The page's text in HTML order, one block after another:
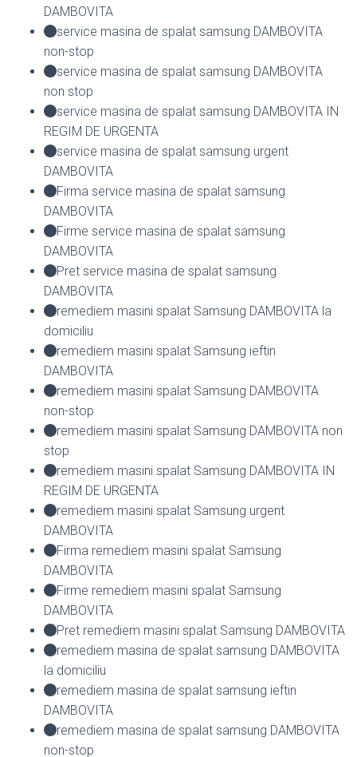
DAMBOVITA
service masina de spalat samsung DAMBOVITA
non-stop
service masina de spalat samsung DAMBOVITA
non stop
service masina de spalat samsung DAMBOVITA IN
REGIM DE URGENTA
service masina de spalat samsung urgent
DAMBOVITA
Firma service masina de spalat samsung
DAMBOVITA
Firme service masina de spalat samsung
DAMBOVITA
Pret service masina de spalat samsung
DAMBOVITA
remediem masini spalat Samsung DAMBOVITA la
domiciliu
remediem masini spalat Samsung ieftin
DAMBOVITA
remediem masini spalat Samsung DAMBOVITA
non-stop
remediem masini spalat Samsung DAMBOVITA non
stop
remediem masini spalat Samsung DAMBOVITA IN
REGIM DE URGENTA
remediem masini spalat Samsung urgent
DAMBOVITA
Firma remediem masini spalat Samsung
DAMBOVITA
Firme remediem masini spalat Samsung
DAMBOVITA
Pret remediem masini spalat Samsung DAMBOVITA
remediem masina de spalat samsung DAMBOVITA
la domiciliu
remediem masina de spalat samsung ieftin
DAMBOVITA
remediem masina de spalat samsung DAMBOVITA
non-stop